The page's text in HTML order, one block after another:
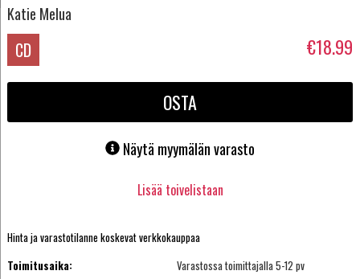
Katie Melua
CD €18.99
OSTA
Näytä myymälän varasto
Lisää toivelistaan
Hinta ja varastotilanne koskevat verkkokauppaa
Toimitusaika:
Varastossa toimittajalla 5-12 pv